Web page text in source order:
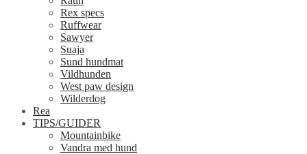
Rex specs
Ruffwear
Sawyer
Suaja
Sund hundmat
Vildhunden
West paw design
Wilderdog
Rea
TIPS/GUIDER
Mountainbike
Vandra med hund